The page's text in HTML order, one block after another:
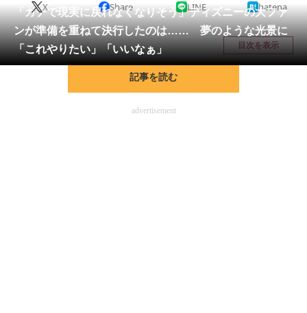
会員記事
メディア
注目記事を集めた総合ページ
「ガチで現実に戻れなくなりそう」ディズニーの大ファ
ンが準備を重ねて決行したのは…… 夢のような光景に
「これやりたい」「いいなぁ」
X Share LINE hatena
目次を表示
記事を読む
advertisement